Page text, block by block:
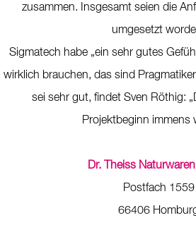
zusammen. Insgesamt seien die
umgesetzt
Sigmatech habe „ein sehr gutes
wirklich brauchen, das sind
sei sehr gut, findet Sven Röthig:
Projektbeginn immens
Dr. Theiss
Postfach 1559
66406